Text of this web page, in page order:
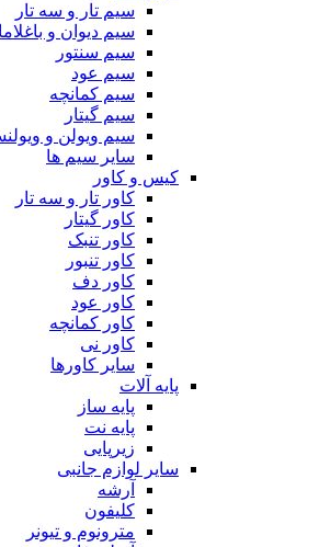
سیم تار و سه تار
سیم دیوان و باغلاما
سیم سنتور
سیم عود
سیم کمانچه
سیم گیتار
سیم ویولن و
سایر سیم ها
کیس و کاور
کاور تار و سه تار
کاور گیتار
کاور تنبک
کاور تنبور
کاور دف
کاور عود
کاور کمانچه
کاور نی
سایر کاورها
پایه آلات
پایه ساز
پایه نت
زیرپایی
سایر لوازم جانبی
آرشه
کلیفون
مترونوم و تیونر